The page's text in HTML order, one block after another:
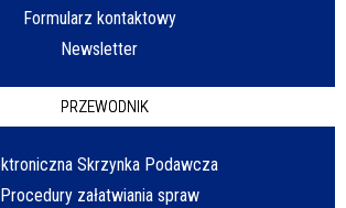
Formularz kontaktowy
Newsletter
PRZEWODNIK
Skrzynka Podawcza
Procedury załatwiania spraw